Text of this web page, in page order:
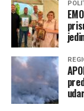
00:00
FOTO:
društvenim